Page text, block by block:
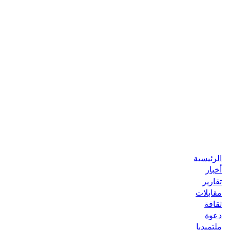
الرئيسية
أخبار
تقارير
مقابلات
ثقافة
دعوة
ملتميديا